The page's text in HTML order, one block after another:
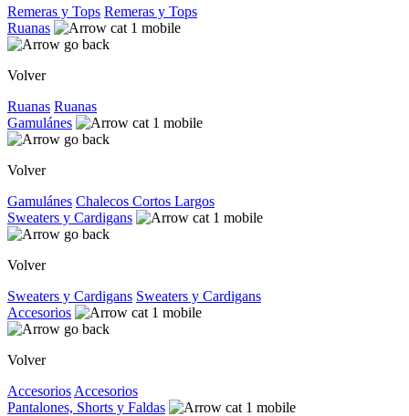
Remeras y Tops Remeras y Tops
Ruanas
Volver
Ruanas Ruanas
Gamulánes
Volver
Gamulánes Chalecos Cortos Largos
Sweaters y Cardigans
Volver
Sweaters y Cardigans Sweaters y Cardigans
Accesorios
Volver
Accesorios Accesorios
Pantalones, Shorts y Faldas